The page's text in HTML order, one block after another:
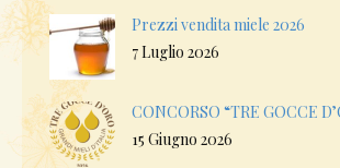
Prezzi vendita miele 2026
7 Luglio 2026
CONCORSO “TRE GOCCE
15 Giugno 2026